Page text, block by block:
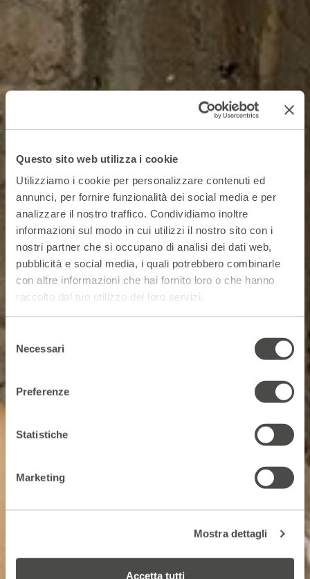
Questo sito web utilizza i cookie
Utilizziamo i cookie per personalizzare contenuti ed
annunci, per fornire funzionalità dei social media e per
analizzare il nostro traffico. Condividiamo inoltre
informazioni sul modo in cui utilizzi il nostro sito con i
nostri partner che si occupano di analisi dei dati web,
pubblicità e social media, i quali potrebbero combinarle
con altre informazioni che hai fornito loro o che hanno
raccolto dal tuo utilizzo dei loro servizi.
delNecessari
Preferenze
Statistiche
Marketing
Mostra dettagli
Accetta tutti